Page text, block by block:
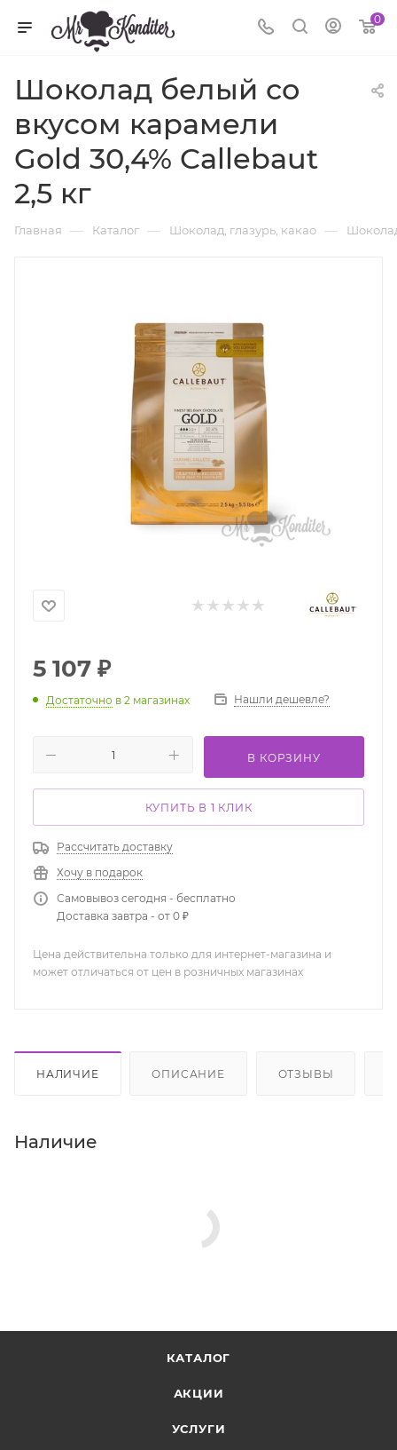
0
Шоколад белый со
вкусом карамели
Gold 30,4% Callebaut
2,5 кг
Главная — Каталог — Шоколад, глазурь, какао —
5 107 ₽
Достаточно в 2 магазинах Нашли дешевле?
В КОРЗИНУ
КУПИТЬ В 1 КЛИК
Рассчитать доставку
Хочу в подарок
Самовывоз сегодня - бесплатно
Доставка завтра - от 0 ₽
Цена действительна только для интернет-магазина и
может отличаться от цен в розничных магазинах
НАЛИЧИЕ ОПИСАНИЕ ОТЗЫВЫ
Наличие
КАТАЛОГ
АКЦИИ
УСЛУГИ